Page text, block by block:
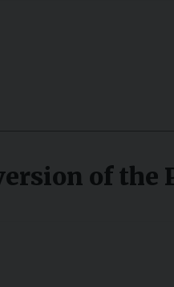
of the